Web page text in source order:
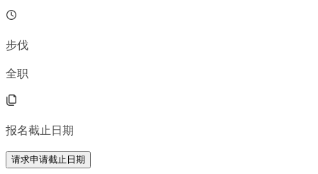
步伐
全职
报名截止日期
请求申请截止日期